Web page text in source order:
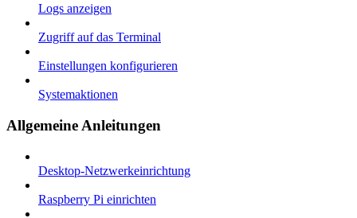
Logs anzeigen
Zugriff auf das Terminal
Einstellungen konfigurieren
Systemaktionen
Allgemeine Anleitungen
Desktop-Netzwerkeinrichtung
Raspberry Pi einrichten